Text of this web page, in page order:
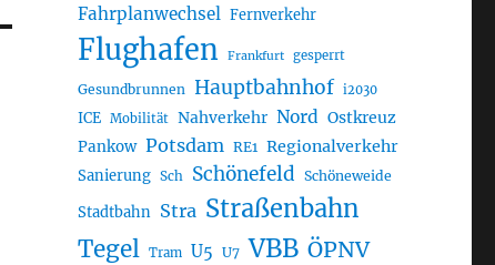
Fahrplanwechsel Fernverkehr
Flughafen Frankfurt gesperrt
Gesundbrunnen Hauptbahnhof i2030
ICE Mobilität Nahverkehr Nord Ostkreuz
Pankow Potsdam RE1 Regionalverkehr
Sanierung Sch Schönefeld Schöneweide
Stadtbahn Stra Straßenbahn
Tegel Tram U5 U7 VBB ÖPNV